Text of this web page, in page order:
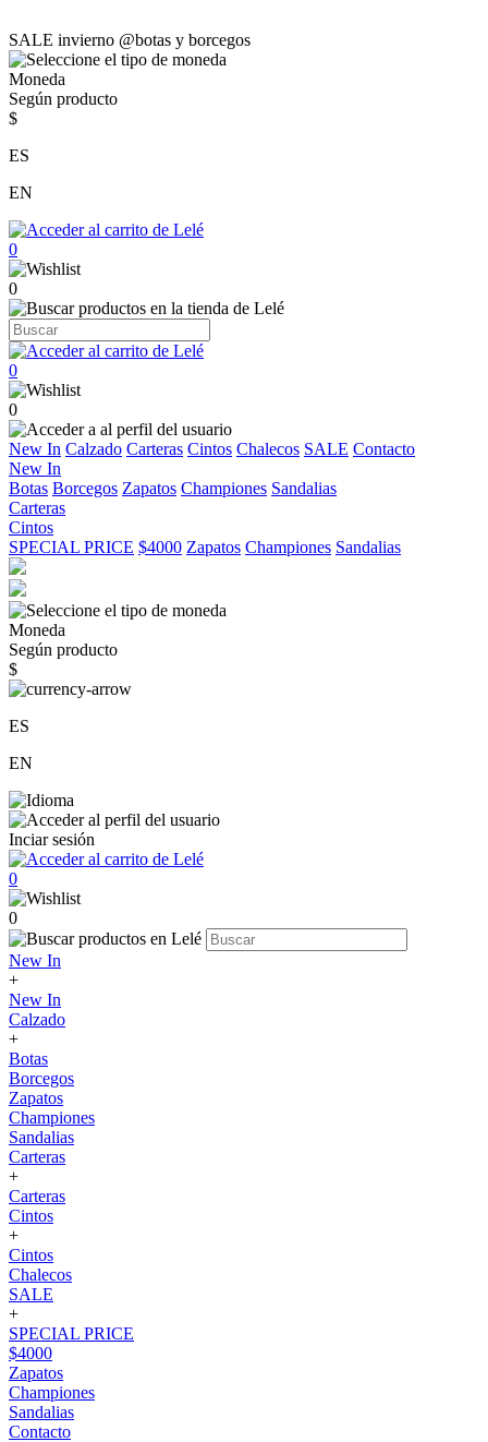
SALE invierno @botas y borcegos
Moneda
Según producto
$
ES
EN
0
0
0
0
New In Calzado Carteras Cintos Chalecos SALE Contacto
New In
Botas Borcegos Zapatos Championes Sandalias
Carteras
Cintos
SPECIAL PRICE $4000 Zapatos Championes Sandalias
Moneda
Según producto
$
ES
EN
Inciar sesión
0
0
New In
+
New In
Calzado
+
Botas
Borcegos
Zapatos
Championes
Sandalias
Carteras
+
Carteras
Cintos
+
Cintos
Chalecos
SALE
+
SPECIAL PRICE
$4000
Zapatos
Championes
Sandalias
Contacto